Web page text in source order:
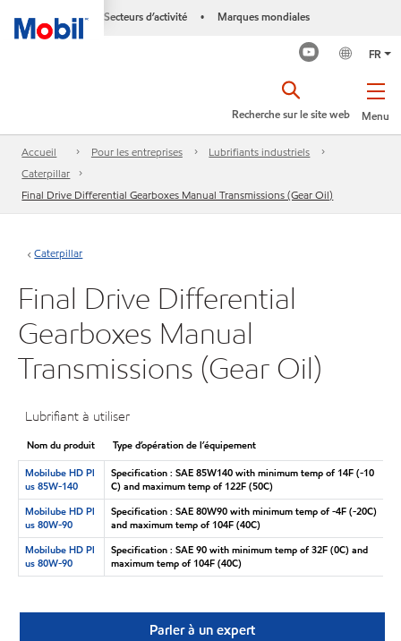
Secteurs d’activité • Marques mondiales
FR
Menu
Recherche sur le site web
Accueil Pour les entreprises
Lubrifiants industriels
Caterpillar
Final Drive Differential Gearboxes Manual Transmissions (Gear Oil)
Caterpillar
Final Drive Differential
Gearboxes Manual
Transmissions (Gear Oil)
Lubrifiant à utiliser
Nom du produit
Type d’opération de l’équipement
Mobilube HD Pl
us 85W-140
Specification : SAE 85W140 with minimum temp of 14F (-10
C) and maximum temp of 122F (50C)
Mobilube HD Pl
us 80W-90
Specification : SAE 80W90 with minimum temp of -4F (-20C)
and maximum temp of 104F (40C)
Mobilube HD Pl
us 80W-90
Specification : SAE 90 with minimum temp of 32F (0C) and
maximum temp of 104F (40C)
Parler à un expert